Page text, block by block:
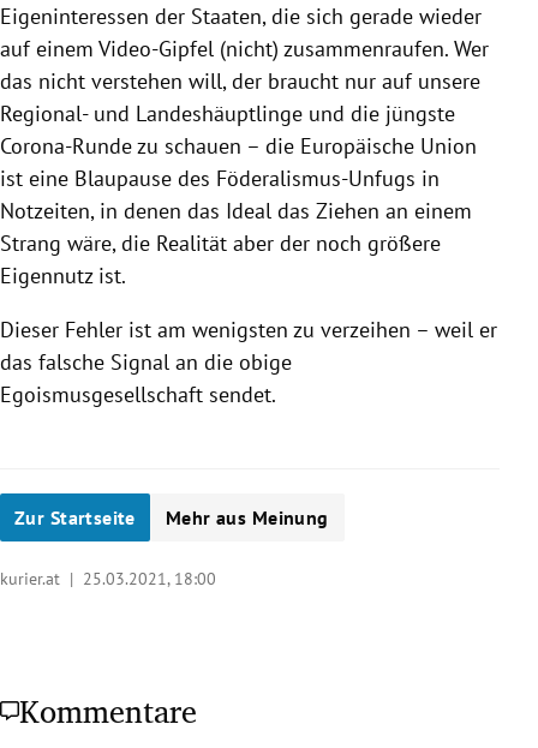
Eigeninteressen der Staaten, die sich gerade wieder
auf einem Video-Gipfel (nicht) zusammenraufen. Wer
das nicht verstehen will, der braucht nur auf unsere
Regional- und Landeshäuptlinge und die jüngste
Corona-Runde zu schauen – die Europäische Union
ist eine Blaupause des Föderalismus-Unfugs in
Notzeiten, in denen das Ideal das Ziehen an einem
Strang wäre, die Realität aber der noch größere
Eigennutz ist.
Dieser Fehler ist am wenigsten zu verzeihen – weil er
das falsche Signal an die obige
Egoismusgesellschaft sendet.
Zur Startseite Mehr aus Meinung
kurier.at | 25.03.2021, 18:00
Kommentare